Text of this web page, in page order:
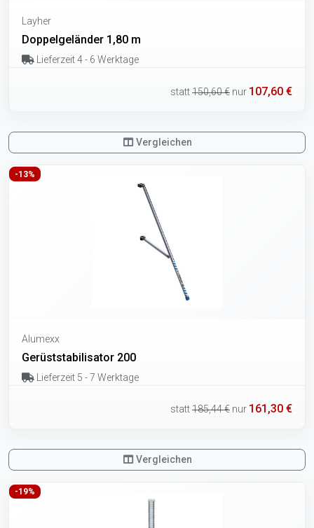
Layher
Doppelgeländer 1,80 m
Lieferzeit 4 - 6 Werktage
statt150,60 € nur 107,60 €
Vergleichen
-13%
Alumexx
Gerüststabilisator 200
Lieferzeit 5 - 7 Werktage
statt185,44 € nur 161,30 €
Vergleichen
-19%